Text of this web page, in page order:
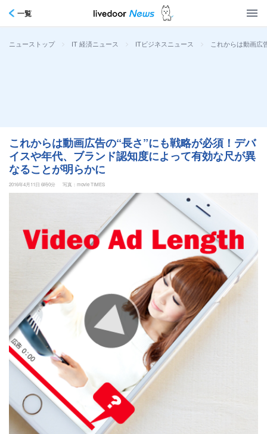
一覧
ニューストップ > IT 経済ニュース > ITビジネスニュース > これからは動画広
これからは動画広告の“長さ”にも戦略が必須！デバ
イスや年代、ブランド認知度によって有効な尺が異
なることが明らかに
2016年4月11日 6時0分 写真：movie TIMES